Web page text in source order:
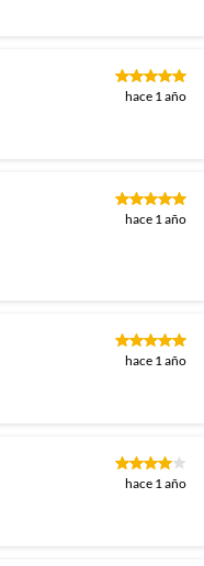
hace 1 año
hace 1 año
hace 1 año
hace 1 año